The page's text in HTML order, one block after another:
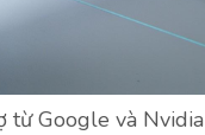
từ Google và Nvidia